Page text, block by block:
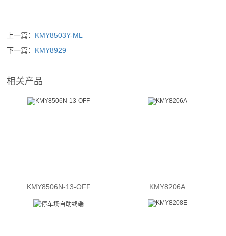
上一篇： KMY8503Y-ML
下一篇： KMY8929
相关产品
KMY8506N-13-OFF KMY8206A